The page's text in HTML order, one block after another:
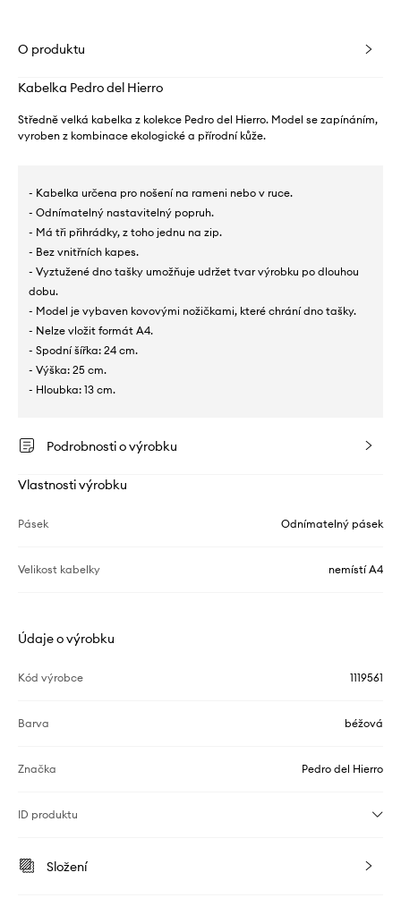
O produktu
Kabelka Pedro del Hierro
Středně velká kabelka z kolekce Pedro del Hierro. Model se zapínáním,
vyroben z kombinace ekologické a přírodní kůže.
- Kabelka určena pro nošení na rameni nebo v ruce.
- Odnímatelný nastavitelný popruh.
- Má tři přihrádky, z toho jednu na zip.
- Bez vnitřních kapes.
- Vyztužené dno tašky umožňuje udržet tvar výrobku po dlouhou
dobu.
- Model je vybaven kovovými nožičkami, které chrání dno tašky.
- Nelze vložit formát A4.
- Spodní šířka: 24 cm.
- Výška: 25 cm.
- Hloubka: 13 cm.
Podrobnosti o výrobku
Vlastnosti výrobku
Pásek Odnímatelný pásek
Velikost kabelky nemístí A4
Údaje o výrobku
Kód výrobce 1119561
Barva béžová
Značka Pedro del Hierro
ID produktu
Složení